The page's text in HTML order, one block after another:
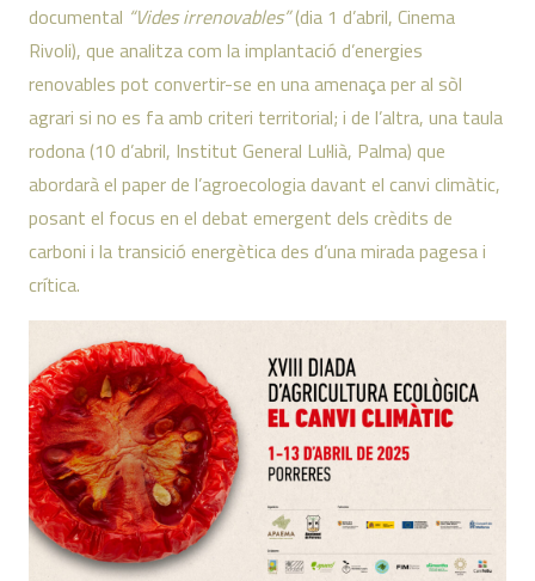
documental “Vides irrenovables”(dia 1 d’abril, Cinema
Rivoli), que analitza com la implantació d’energies
renovables pot convertir-se en una amenaça per al sòl
agrari si no es fa amb criteri territorial; i de l’altra, una taula
rodona (10 d’abril, Institut General Lul·lià, Palma) que
abordarà el paper de l’agroecologia davant el canvi climàtic,
posant el focus en el debat emergent dels crèdits de
carboni i la transició energètica des d’una mirada pagesa i
crítica.